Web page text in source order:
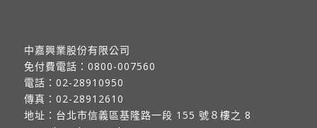
中嘉興業股份有限公司
免付費電話： 0800-007560
電話： 02-28910950
傳真： 02-28912610
地址： 台北市信義區基隆路一段 155 號８樓之 8